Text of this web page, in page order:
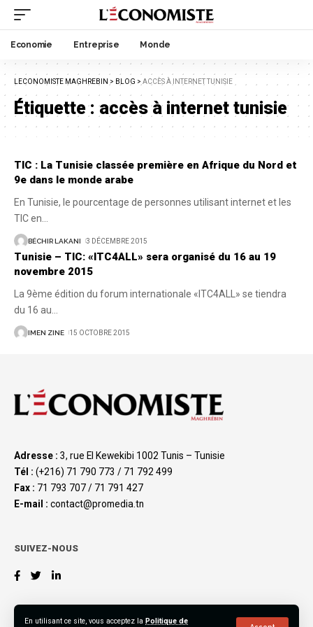
En utilisant ce site, vous acceptez la Politique de
Economie Entreprise Monde
LECONOMISTE MAGHREBIN > BLOG > ACCÈS À INTERNET TUNISIE
Étiquette :accès à internet tunisie
TIC : La Tunisie classée première en Afrique du Nord et
9e dans le monde arabe
En Tunisie, le pourcentage de personnes utilisant internet et les
TIC en
BÉCHIR LAKANI 3 DÉCEMBRE 2015
Tunisie – TIC: «ITC4ALL» sera organisé du 16 au 19
novembre 2015
La 9ème édition du forum internationale «ITC4ALL» se tiendra
du 16 au
IMEN ZINE 15 OCTOBRE 2015
Adresse : 3, rue El Kewekibi 1002 Tunis – Tunisie
Tél : (+216) 71 790 773 / 71 792 499
Fax : 71 793 707 / 71 791 427
E-mail : contact@promedia.tn
SUIVEZ-NOUS